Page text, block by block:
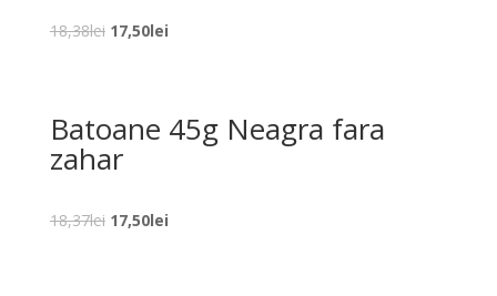
18,38lei Prețul
18,38lei.
17,50leiPrețul
Batoane 45g Neagra fara
zahar
18,37lei Prețul
17,50leiPrețul